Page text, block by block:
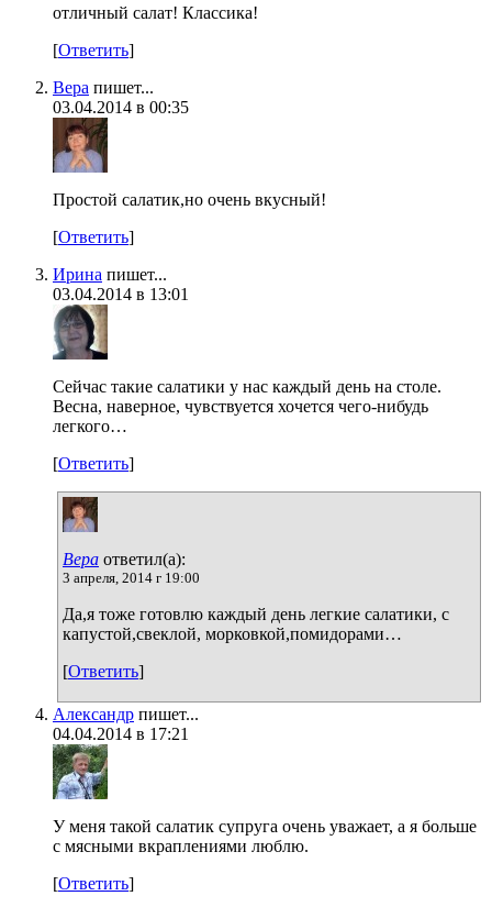
отличный салат! Классика!
[Ответить]
Вера пишет...
03.04.2014 в 00:35
Простой салатик,но очень вкусный!
[Ответить]
Ирина пишет...
03.04.2014 в 13:01
Сейчас такие салатики у нас каждый день на столе.
Весна, наверное, чувствуется хочется чего-нибудь
легкого…
[Ответить]
Вера ответил(а):
3 апреля, 2014 г 19:00
Да,я тоже готовлю каждый день легкие салатики, с
капустой,свеклой, морковкой,помидорами…
[Ответить]
Александр пишет...
04.04.2014 в 17:21
У меня такой салатик супруга очень уважает, а я больше
с мясными вкраплениями люблю.
[Ответить]